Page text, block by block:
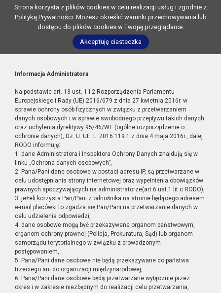
Strona korzysta z plików cookies w celu realizacji usług i zgodnie z
Polityką Prywatności. Możesz określić warunki przechowywania lub
dostępu do plików cookies w Twojej przeglądarce.
Akceptuję ciasteczka
Informacja Administratora
Na podstawie art. 13 ust. 1 i 2 Rozporządzenia Parlamentu
Europejskiego i Rady (UE) 2016/679 z dnia 27 kwietnia 2016r. w
sprawie ochrony osób fizycznych w związku z przetwarzaniem
danych osobowych i w sprawie swobodnego przepływu takich danych
oraz uchylenia dyrektywy 95/46/WE (ogólne rozporządzenie o
ochronie danych), Dz. U. UE. L. 2016.119.1 z dnia 4 maja 2016r., dalej
RODO informuję:
1. dane Administratora i Inspektora Ochrony Danych znajdują się w
linku „Ochrona danych osobowych”,
2. Pana/Pani dane osobowe w postaci adresu IP, są przetwarzane w
celu udostępniania strony internetowej oraz wypełnienia obowiązków
prawnych spoczywających na administratorze(art.6 ust.1 lit.c RODO),
3. jeżeli korzysta Pan/Pani z odnośnika na stronie będącego adresem
e-mail placówki to zgadza się Pan/Pani na przetwarzanie danych w
celu udzielenia odpowiedzi,
4. dane osobowe mogą być przekazywane organom państwowym,
organom ochrony prawnej (Policja, Prokuratura, Sąd) lub organom
samorządu terytorialnego w związku z prowadzonym
postępowaniem,
5. Pana/Pani dane osobowe nie będą przekazywane do państwa
trzeciego ani do organizacji międzynarodowej,
6. Pana/Pani dane osobowe będą przetwarzane wyłącznie przez
okres i w zakresie niezbędnym do realizacji celu przetwarzania,